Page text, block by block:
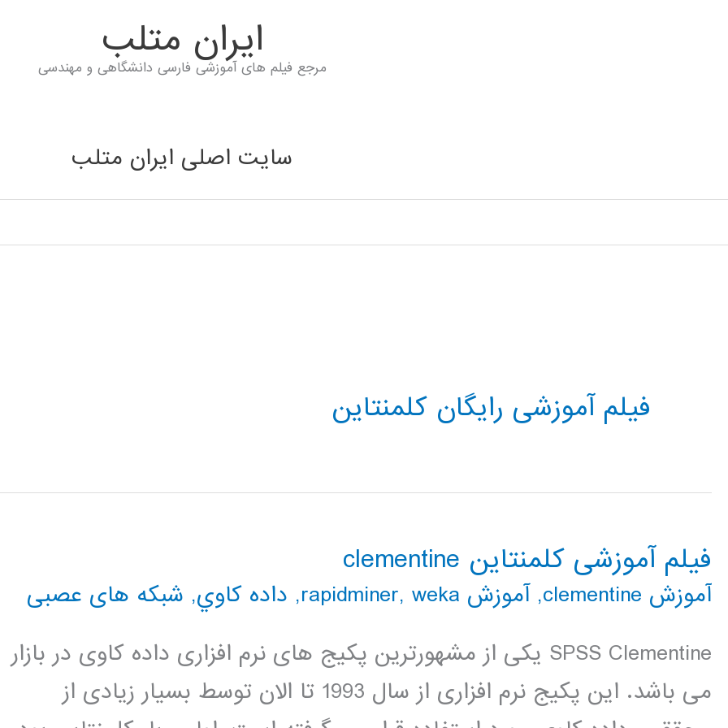
ايران متلب
مرجع فیلم های آموزشی فارسی دانشگاهی و مهندسی
سایت اصلی ایران متلب
فیلم آموزشی رایگان کلمنتاین
فیلم آموزشی کلمنتاین clementine
آموزش clementine ,آموزش rapidminer , weka
, داده كاوي, شبکه های عصبی
SPSS Clementine یکی از مشهورترین پکیج های نرم افزاری داده کاوی در بازار
می باشد. این پکیج نرم افزاری از سال 1993 تا الان توسط بسیار زیادی از